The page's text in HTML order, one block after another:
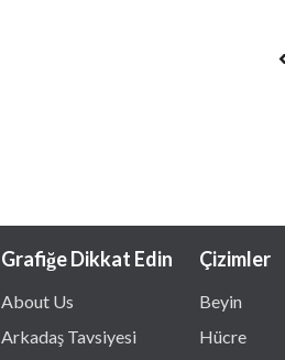
Grafiğe Dikkat Edin
About Us
Arkadaş Tavsiyesi
Çizimler
Beyin
Hücre